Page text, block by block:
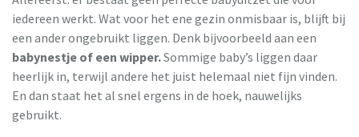
iedereen werkt. Wat voor het ene gezin onmisbaar is, blijft bij
een ander ongebruikt liggen. Denk bijvoorbeeld aan een
babynestje of een wipper.Sommige baby’s liggen daar
heerlijk in, terwijl andere het juist helemaal niet fijn vinden.
En dan staat het al snel ergens in de hoek, nauwelijks
gebruikt.